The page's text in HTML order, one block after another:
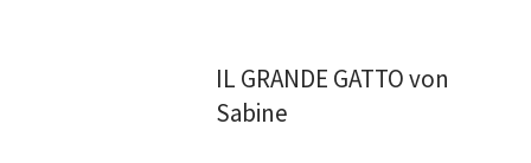
IL GRANDE GATTO von
Sabine